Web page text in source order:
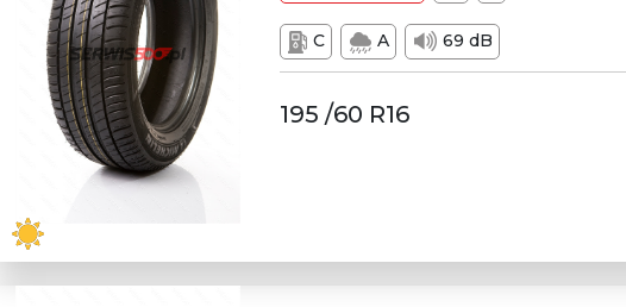
C A 69 dB
195 /60 R16